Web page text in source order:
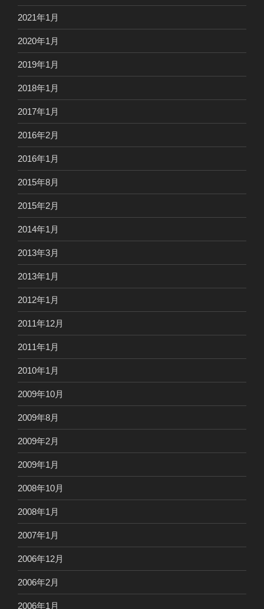
2021年1月
2020年1月
2019年1月
2018年1月
2017年1月
2016年2月
2016年1月
2015年8月
2015年2月
2014年1月
2013年3月
2013年1月
2012年1月
2011年12月
2011年1月
2010年1月
2009年10月
2009年8月
2009年2月
2009年1月
2008年10月
2008年1月
2007年1月
2006年12月
2006年2月
2006年1月